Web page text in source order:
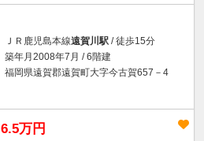
ＪＲ鹿児島本線遠賀川駅 / 徒歩15分
築年月2008年7月 / 6階建
福岡県遠賀郡遠賀町大字今古賀657－4
6.5万円